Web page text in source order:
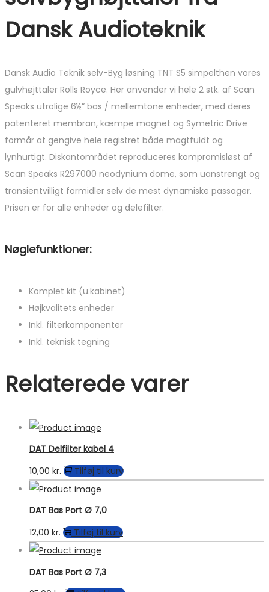
Dansk Audioteknik
Dansk Audio Teknik selv-Byg løsning TNT S5 simpelthen vores
gulvhøjttaler Rolls Royce. Her anvender vi hele 2 stk. af Scan
Speaks utrolige 6½” bas / mellemtone enheder, med deres
patenteret membran, kæmpe magnet og Symetric Drive
formår at gengive hele registret både magtfuldt og
lynhurtigt. Diskantområdet reproduceres kompromisløst af
Scan Speaks R297000 neodynium dome, som uanstrengt og
transientvilligt formidler selv de mest dynamiske passager.
Prisen er for alle enheder og delefilter.
Nøglefunktioner:
Komplet kit (u.kabinet)
Højkvalitets enheder
Inkl. filterkomponenter
Inkl. teknisk tegning
Relaterede varer
DAT Delfilter kabel 4
10,00 kr. Tilføj til kurv
DAT Bas Port Ø 7,0
12,00 kr. Tilføj til kurv
DAT Bas Port Ø 7,3